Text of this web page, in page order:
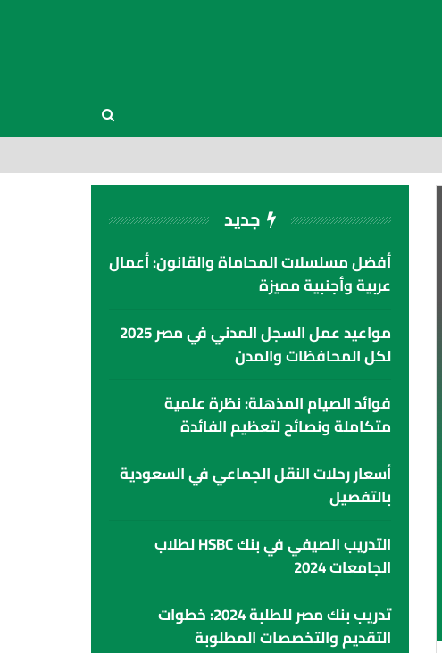
جديد
أفضل مسلسلات المحاماة والقانون: أعمال
عربية وأجنبية مميزة
مواعيد عمل السجل المدني في مصر 2025
لكل المحافظات والمدن
فوائد الصيام المذهلة: نظرة علمية
متكاملة ونصائح لتعظيم الفائدة
أسعار رحلات النقل الجماعي في السعودية
بالتفصيل
التدريب الصيفي في بنك HSBC لطلاب
الجامعات 2024
تدريب بنك مصر للطلبة 2024: خطوات
التقديم والتخصصات المطلوبة